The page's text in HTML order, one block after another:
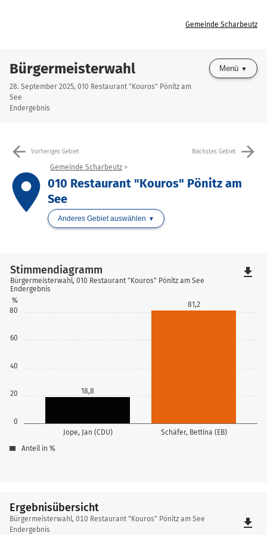
Gemeinde Scharbeutz
Bürgermeisterwahl
28. September 2025, 010 Restaurant "Kouros" Pönitz am
See
Endergebnis
Menü
arrow_back Vorheriges Gebiet Nächstes Gebiet arrow_forward
place
Gemeinde Scharbeutz
010 Restaurant "Kouros" Pönitz am
See
Anderes Gebiet auswählen
0
20
40
60
80
%
Jope, Jan (CDU) Schäfer, Bettina (EB)
18,8
81,2
Stimmendiagramm
Bürgermeisterwahl, 010 Restaurant "Kouros" Pönitz am See
Endergebnis
Anteil in %
file_download
Ergebnisübersicht
Ergebnisübersicht
Bürgermeisterwahl, 010 Restaurant "Kouros" Pönitz am See
Endergebnis
file_download